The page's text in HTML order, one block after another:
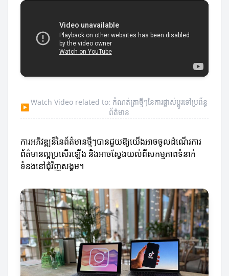
▶
Watch Video related to: កំណត់ត្រាថ្មីៗនៃការផ្លាស់ប្តូរទៅប្រព័ន្ធ
ព័ត៌មាន
ការអភិវឌ្ឍន៏នៃព័ត៌មានថ្មីៗបានជួយឱ្យយើងអាចចូលដំណើរការ
ព័ត៌មានល្អប្រសើរឡើង និងអាចស្វែងយល់ពីសកម្មភាពទំនាក់
ទំនងនៅជុំវិញសង្គម។